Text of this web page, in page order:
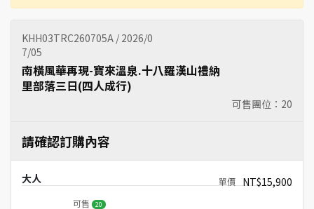
KHH03TRC260705A / 2026/0
7/05
可售團位： 20
南橫風華再現-寶來溫泉.十八羅漢山禮納
里部落三日(四人成行)
請確認訂購內容
大人 NT$15,900
可售 20